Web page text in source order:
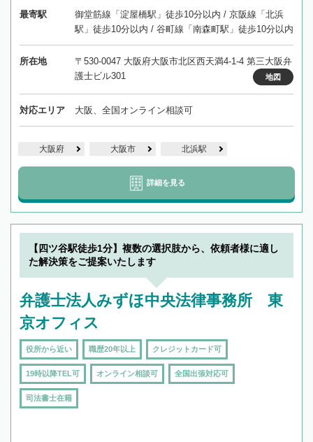
最寄駅
御堂筋線「淀屋橋駅」徒歩10分以内 / 京阪線「北浜
駅」徒歩10分以内 / 谷町線「南森町駅」徒歩10分以内
所在地
〒530-0047 大阪府大阪市北区西天満4-1-4 第三大阪弁
護士ビル301
地図
対応エリア 大阪、全国オンライン相談可
大阪府 大阪市 北浜駅
詳細を見る
【四ツ谷駅徒歩1分】複数の選択肢から、依頼者様に適し
た解決策をご提案いたします
弁護士法人みずほ中央法律事務所 東
京オフィス
役所から近い 職歴20年以上 クレジットカード可
19時以降TEL可 オンライン相談可 全国出張対応可
司法書士在籍